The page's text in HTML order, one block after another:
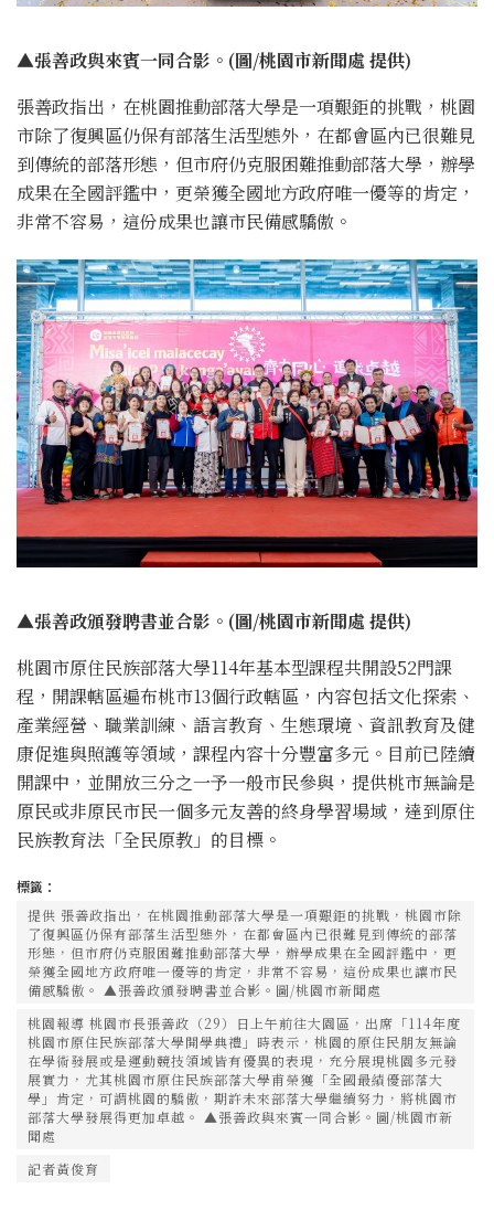
▲張善政與來賓一同合影。(圖/桃園市新聞處 提供)
張善政指出，在桃園推動部落大學是一項艱鉅的挑戰，桃園
市除了復興區仍保有部落生活型態外，在都會區內已很難見
到傳統的部落形態，但市府仍克服困難推動部落大學，辦學
成果在全國評鑑中，更榮獲全國地方政府唯一優等的肯定，
非常不容易，這份成果也讓市民備感驕傲。
▲張善政頒發聘書並合影。(圖/桃園市新聞處 提供)
桃園市原住民族部落大學114年基本型課程共開設52門課
程，開課轄區遍布桃市13個行政轄區，內容包括文化探索、
產業經營、職業訓練、語言教育、生態環境、資訊教育及健
康促進與照護等領域，課程內容十分豐富多元。目前已陸續
開課中，並開放三分之一予一般市民參與，提供桃市無論是
原民或非原民市民一個多元友善的終身學習場域，達到原住
民族教育法「全民原教」的目標。
標籤：
提供 張善政指出，在桃園推動部落大學是一項艱鉅的挑戰，桃園市除
了復興區仍保有部落生活型態外，在都會區內已很難見到傳統的部落
形態，但市府仍克服困難推動部落大學，辦學成果在全國評鑑中，更
榮獲全國地方政府唯一優等的肯定，非常不容易，這份成果也讓市民
備感驕傲。 ▲張善政頒發聘書並合影。圖/桃園市新聞處
桃園報導 桃園市長張善政（29）日上午前往大園區，出席「114年度
桃園市原住民族部落大學開學典禮」時表示，桃園的原住民朋友無論
在學術發展或是運動競技領域皆有優異的表現，充分展現桃園多元發
展實力，尤其桃園市原住民族部落大學甫榮獲「全國最績優部落大
學」肯定，可謂桃園的驕傲，期許未來部落大學繼續努力，將桃園市
部落大學發展得更加卓越。 ▲張善政與來賓一同合影。圖/桃園市新
聞處
記者黃俊育